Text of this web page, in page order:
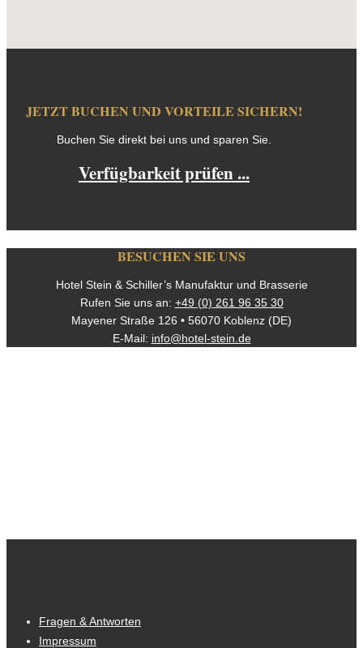
JETZT BUCHEN UND VORTEILE SICHERN!
Buchen Sie direkt bei uns und sparen Sie.
Verfügbarkeit prüfen ...
BESUCHEN SIE UNS
Hotel Stein & Schiller’s Manufaktur und Brasserie
Rufen Sie uns an: +49 (0) 261 96 35 30
Mayener Straße 126 • 56070 Koblenz (DE)
E-Mail: info@hotel-stein.de
Fragen & Antworten
Impressum